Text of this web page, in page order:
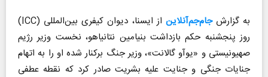
به گزارشجام‌جم‌آنلاین
از ایسنا، دیوان کیفری بین‌المللی (ICC)
روز پنجشنبه حکم بازداشت بنیامین نتانیاهو، نخست وزیر رژیم
صهیونیستی و «یوآو گالانت»، وزیر جنگ برکنار شده او را به اتهام
جنایات جنگی و جنایت علیه بشریت صادر کرد که نقطه عطفی